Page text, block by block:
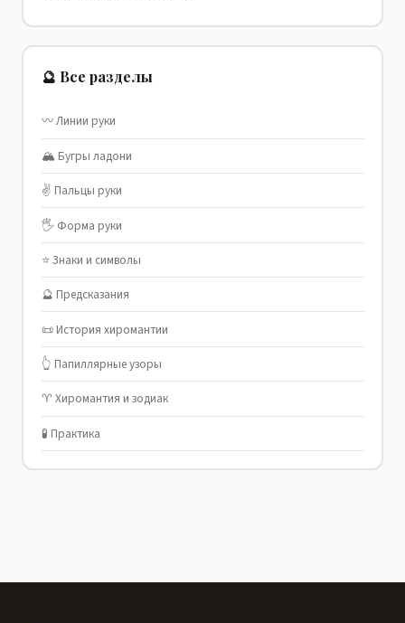
🔮 Все разделы
〰️ Линии руки
🏔️ Бугры ладони
✌️ Пальцы руки
🖐️ Форма руки
⭐ Знаки и символы
🔮 Предсказания
📜 История хиромантии
👆 Папиллярные узоры
♈ Хиромантия и зодиак
🧪 Практика